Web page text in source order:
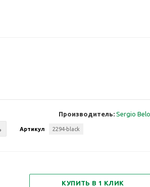
Производитель: Sergio
Артикул 2294-black
КУПИТЬ В 1 КЛИК